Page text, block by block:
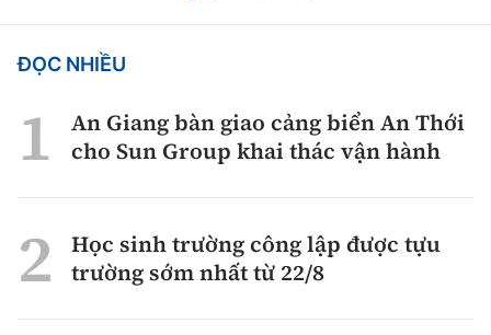
ĐỌC NHIỀU
An Giang bàn giao cảng biển An Thới
cho Sun Group khai thác vận hành
Học sinh trường công lập được tựu
trường sớm nhất từ 22/8